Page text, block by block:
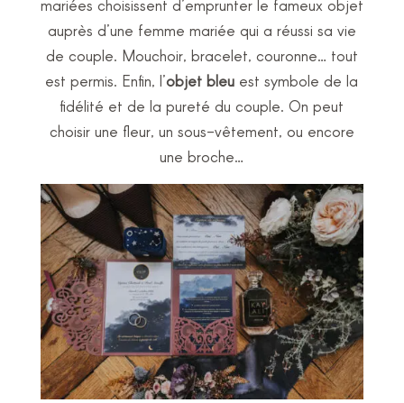
mariées choisissent d’emprunter le fameux objet
auprès d’une femme mariée qui a réussi sa vie
de couple. Mouchoir, bracelet, couronne… tout
est permis. Enfin, l’objet bleu est symbole de la
fidélité et de la pureté du couple. On peut
choisir une fleur, un sous-vêtement, ou encore
une broche…